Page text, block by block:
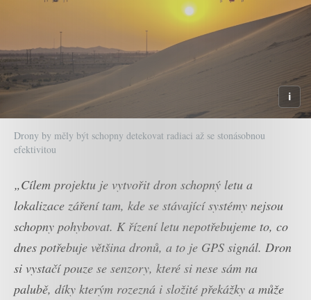
Drony by měly být schopny detekovat radiaci až se stonásobnou
efektivitou
„Cílem projektu je vytvořit dron schopný letu a
lokalizace záření tam, kde se stávající systémy nejsou
schopny pohybovat. K řízení letu nepotřebujeme to, co
dnes potřebuje většina dronů, a to je GPS signál. Dron
si vystačí pouze se senzory, které si nese sám na
palubě, díky kterým rozezná i složité překážky a může